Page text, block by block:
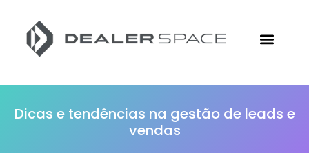
Dicas e tendências na gestão de leads e
vendas